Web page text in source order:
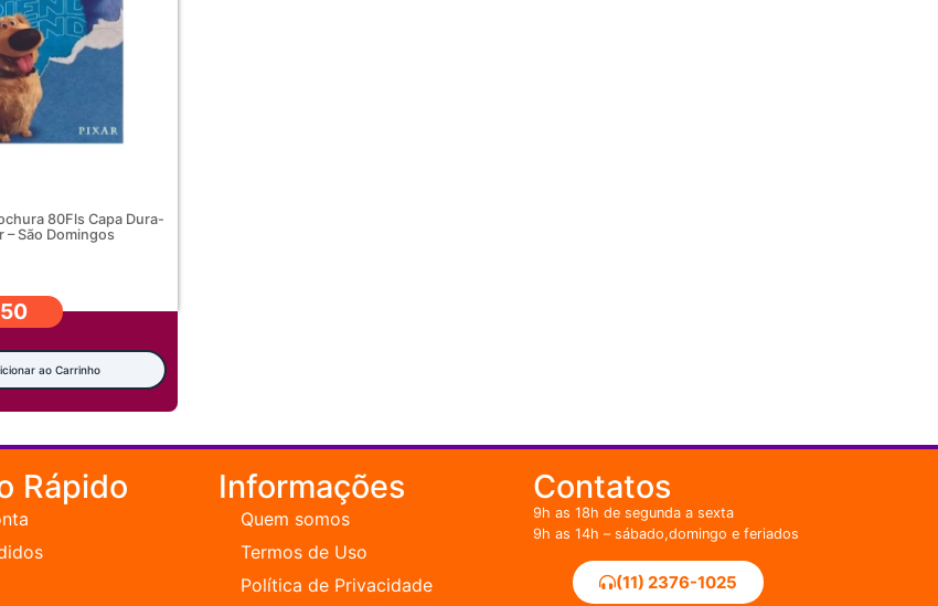
80Fls Capa Dura-
– São Domingos
ao Carrinho
Rápido Informações
Quem somos
Termos de Uso
Política de Privacidade
Contatos
9h as 18h de segunda a sexta
9h as 14h – sábado,domingo e feriados
(11) 2376-1025